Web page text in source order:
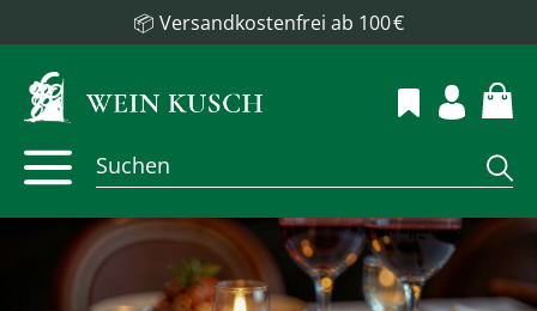
📦 Versandkostenfrei ab 100 €